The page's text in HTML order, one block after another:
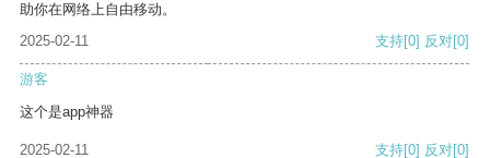
助你在网络上自由移动。
2025-02-11
支持[0] 反对[0]
游客
这个是app神器
2025-02-11 支持[0] 反对[0]